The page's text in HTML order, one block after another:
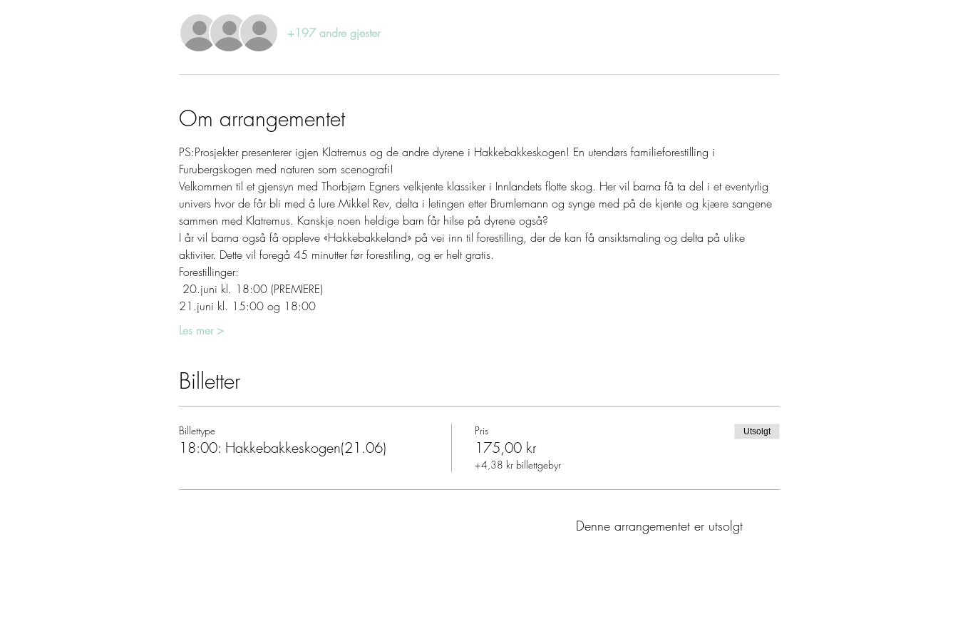
+197 andre gjester
Om arrangementet
PS:Prosjekter presenterer igjen Klatremus og de andre dyrene i Hakkebakkeskogen! En utendørs familieforestilling i
Furubergskogen med naturen som scenografi!
Velkommen til et gjensyn med Thorbjørn Egners velkjente klassiker i Innlandets flotte skog. Her vil barna få ta del i et eventyrlig
univers hvor de får bli med å lure Mikkel Rev, delta i letingen etter Brumlemann og synge med på de kjente og kjære sangene
sammen med Klatremus. Kanskje noen heldige barn får hilse på dyrene også?
I år vil barna også få oppleve «Hakkebakkeland» på vei inn til forestilling, der de kan få ansiktsmaling og delta på ulike
aktiviter. Dette vil foregå 45 minutter før forestiling, og er helt gratis.
Forestillinger:
20.juni kl. 18:00 (PREMIERE)
21.juni kl. 15:00 og 18:00
Les mer >
Billetter
Billettype
18:00: Hakkebakkeskogen(21.06)
Pris
175,00 kr
+4,38 kr billettgebyr
Utsolgt
Denne arrangementet er utsolgt